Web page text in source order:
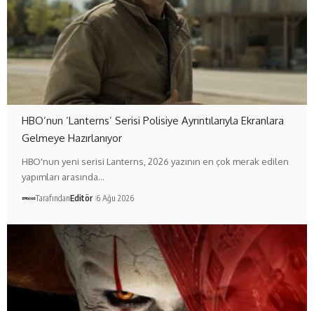
HBO’nun ‘Lanterns’ Serisi Polisiye Ayrıntılarıyla Ekranlara
Gelmeye Hazırlanıyor
HBO'nun yeni serisi Lanterns, 2026 yazının en çok merak edilen
yapımları arasında…
TarafındanEditör 6 Ağu 2026